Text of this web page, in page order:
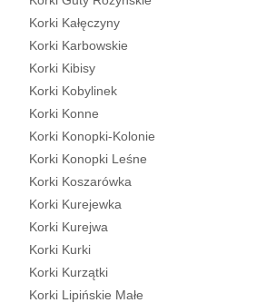
Korki Kałęczyny
Korki Karbowskie
Korki Kibisy
Korki Kobylinek
Korki Konne
Korki Konopki-Kolonie
Korki Konopki Leśne
Korki Koszarówka
Korki Kurejewka
Korki Kurejwa
Korki Kurki
Korki Kurzątki
Korki Lipińskie Małe